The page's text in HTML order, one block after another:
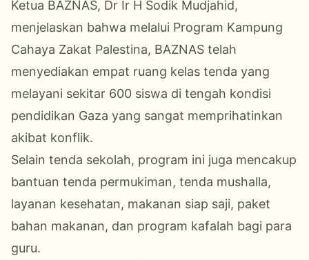
Ketua BAZNAS, Dr Ir H Sodik Mudjahid,
menjelaskan bahwa melalui Program Kampung
Cahaya Zakat Palestina, BAZNAS telah
menyediakan empat ruang kelas tenda yang
melayani sekitar 600 siswa di tengah kondisi
pendidikan Gaza yang sangat memprihatinkan
akibat konflik.
Selain tenda sekolah, program ini juga mencakup
bantuan tenda permukiman, tenda mushalla,
layanan kesehatan, makanan siap saji, paket
bahan makanan, dan program kafalah bagi para
guru.